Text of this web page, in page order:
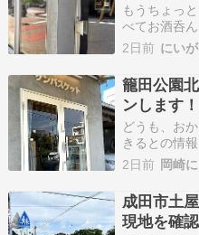
もうちょっ
べてお酒呑
定。笑 そん
まん 笑男
らふまん…ま
2日前 にい
籠田公園
ンします！
どうも、お
きるとの情
情報提供あ
に駄菓子・
2026年8月6
貨・テイク
2日前 岡崎
成田市土
現地を確